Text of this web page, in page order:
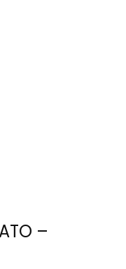
–